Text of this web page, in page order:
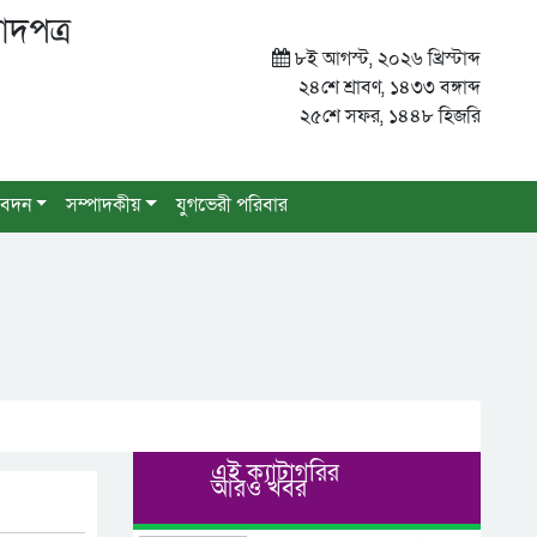
৮ই আগস্ট, ২০২৬ খ্রিস্টাব্দ
২৪শে শ্রাবণ, ১৪৩৩ বঙ্গাব্দ
২৫শে সফর, ১৪৪৮ হিজরি
সম্পাদকীয় যুগভেরী পরিবার
এই ক্যাটাগরির
আরও খবর